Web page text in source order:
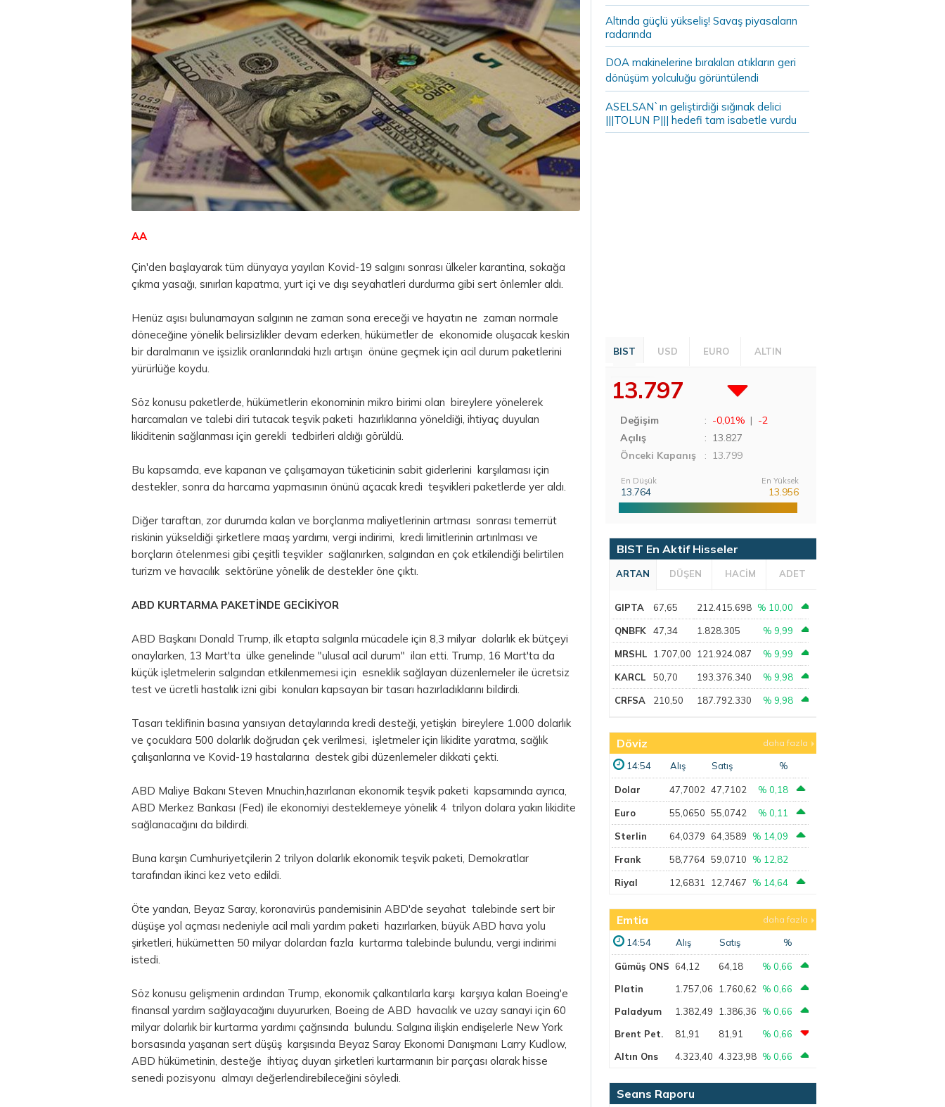
AA
Çin'den başlayarak tüm dünyaya yayılan Kovid-19 salgını sonrası ülkeler karantina, sokağa
çıkma yasağı, sınırları kapatma, yurt içi ve dışı seyahatleri durdurma gibi sert önlemler aldı.
Henüz aşısı bulunamayan salgının ne zaman sona ereceği ve hayatın ne zaman normale
döneceğine yönelik belirsizlikler devam ederken, hükümetler de ekonomide oluşacak keskin
bir daralmanın ve işsizlik oranlarındaki hızlı artışın önüne geçmek için acil durum paketlerini
yürürlüğe koydu.
Söz konusu paketlerde, hükümetlerin ekonominin mikro birimi olan bireylere yönelerek
harcamaları ve talebi diri tutacak teşvik paketi hazırlıklarına yöneldiği, ihtiyaç duyulan
likiditenin sağlanması için gerekli tedbirleri aldığı görüldü.
Bu kapsamda, eve kapanan ve çalışamayan tüketicinin sabit giderlerini karşılaması için
destekler, sonra da harcama yapmasının önünü açacak kredi teşvikleri paketlerde yer aldı.
Diğer taraftan, zor durumda kalan ve borçlanma maliyetlerinin artması sonrası temerrüt
riskinin yükseldiği şirketlere maaş yardımı, vergi indirimi, kredi limitlerinin artırılması ve
borçların ötelenmesi gibi çeşitli teşvikler sağlanırken, salgından en çok etkilendiği belirtilen
turizm ve havacılık sektörüne yönelik de destekler öne çıktı.
ABD KURTARMA PAKETİNDE GECİKİYOR
ABD Başkanı Donald Trump, ilk etapta salgınla mücadele için 8,3 milyar dolarlık ek bütçeyi
onaylarken, 13 Mart'ta ülke genelinde "ulusal acil durum" ilan etti. Trump, 16 Mart'ta da
küçük işletmelerin salgından etkilenmemesi için esneklik sağlayan düzenlemeler ile ücretsiz
test ve ücretli hastalık izni gibi konuları kapsayan bir tasarı hazırladıklarını bildirdi.
Tasarı teklifinin basına yansıyan detaylarında kredi desteği, yetişkin bireylere 1.000 dolarlık
ve çocuklara 500 dolarlık doğrudan çek verilmesi, işletmeler için likidite yaratma, sağlık
çalışanlarına ve Kovid-19 hastalarına destek gibi düzenlemeler dikkati çekti.
ABD Maliye Bakanı Steven Mnuchin,hazırlanan ekonomik teşvik paketi kapsamında ayrıca,
ABD Merkez Bankası (Fed) ile ekonomiyi desteklemeye yönelik 4 trilyon dolara yakın likidite
sağlanacağını da bildirdi.
Buna karşın Cumhuriyetçilerin 2 trilyon dolarlık ekonomik teşvik paketi, Demokratlar
tarafından ikinci kez veto edildi.
Öte yandan, Beyaz Saray, koronavirüs pandemisinin ABD'de seyahat talebinde sert bir
düşüşe yol açması nedeniyle acil mali yardım paketi hazırlarken, büyük ABD hava yolu
şirketleri, hükümetten 50 milyar dolardan fazla kurtarma talebinde bulundu, vergi indirimi
istedi.
Söz konusu gelişmenin ardından Trump, ekonomik çalkantılarla karşı karşıya kalan Boeing'e
finansal yardım sağlayacağını duyururken, Boeing de ABD havacılık ve uzay sanayi için 60
milyar dolarlık bir kurtarma yardımı çağrısında bulundu. Salgına ilişkin endişelerle New York
borsasında yaşanan sert düşüş karşısında Beyaz Saray Ekonomi Danışmanı Larry Kudlow,
ABD hükümetinin, desteğe ihtiyaç duyan şirketleri kurtarmanın bir parçası olarak hisse
senedi pozisyonu almayı değerlendirebileceğini söyledi.
Altında güçlü yükseliş! Savaş piyasaların
radarında
DOA makinelerine bırakılan atıkların geri
dönüşüm yolculuğu görüntülendi
ASELSAN`ın geliştirdiği sığınak delici
|||TOLUN P||| hedefi tam isabetle vurdu
BIST USD EURO ALTIN
13.797
Değişim : -0,01% | -2
Açılış
: 13.827
Önceki Kapanış
: 13.799
En Düşük
13.764
En Yüksek
13.956
BIST En Aktif Hisseler
ARTAN DÜŞEN HACİM ADET
GIPTA 67,65 212.415.698 % 10,00
QNBFK 47,34 1.828.305 % 9,99
MRSHL 1.707,00 121.924.087 % 9,99
KARCL 50,70 193.376.340 % 9,98
CRFSA 210,50 187.792.330 % 9,98
Döviz daha fazla
14:54 Alış Satış %
Dolar 47,7002 47,7102 % 0,18
Euro 55,0650 55,0742 % 0,11
Sterlin 64,0379 64,3589 % 14,09
Frank 58,7764 59,0710 % 12,82
Riyal 12,6831 12,7467 % 14,64
Emtia daha fazla
14:54 Alış Satış %
Gümüş ONS 64,12 64,18
% 0,66
Platin
1.757,06 1.760,62
% 0,66
Paladyum
1.382,49 1.386,36
% 0,66
Brent Pet.
81,91 81,91
% 0,66
Altın Ons
4.323,40 4.323,98 % 0,66
Seans Raporu